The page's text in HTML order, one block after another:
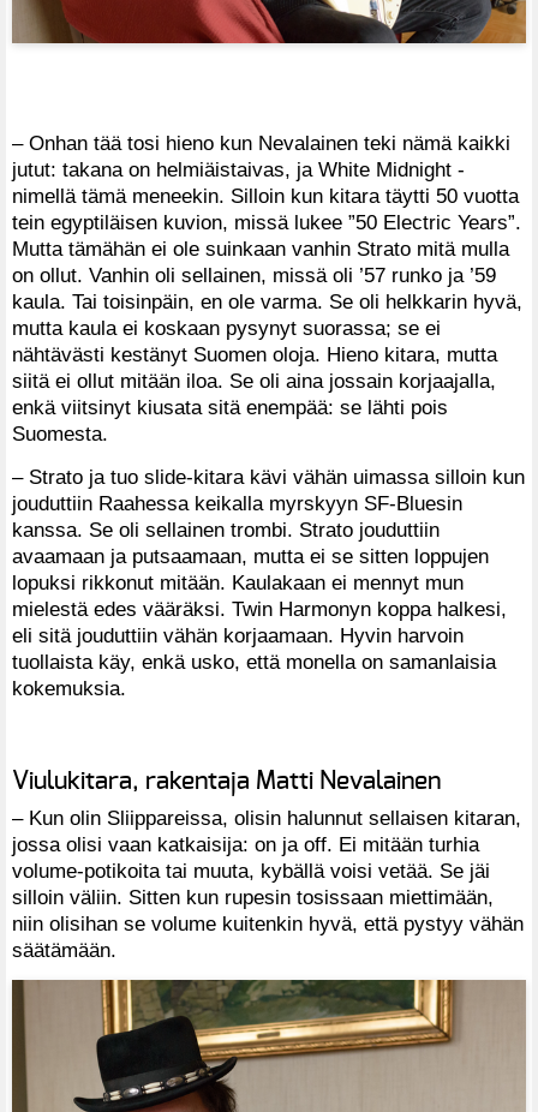
– Onhan tää tosi hieno kun Nevalainen teki nämä kaikki
jutut: takana on helmiäistaivas, ja White Midnight -
nimellä tämä meneekin. Silloin kun kitara täytti 50 vuotta
tein egyptiläisen kuvion, missä lukee ”50 Electric Years”.
Mutta tämähän ei ole suinkaan vanhin Strato mitä mulla
on ollut. Vanhin oli sellainen, missä oli ’57 runko ja ’59
kaula. Tai toisinpäin, en ole varma. Se oli helkkarin hyvä,
mutta kaula ei koskaan pysynyt suorassa; se ei
nähtävästi kestänyt Suomen oloja. Hieno kitara, mutta
siitä ei ollut mitään iloa. Se oli aina jossain korjaajalla,
enkä viitsinyt kiusata sitä enempää: se lähti pois
Suomesta.
– Strato ja tuo slide-kitara kävi vähän uimassa silloin kun
jouduttiin Raahessa keikalla myrskyyn SF-Bluesin
kanssa. Se oli sellainen trombi. Strato jouduttiin
avaamaan ja putsaamaan, mutta ei se sitten loppujen
lopuksi rikkonut mitään. Kaulakaan ei mennyt mun
mielestä edes vääräksi. Twin Harmonyn koppa halkesi,
eli sitä jouduttiin vähän korjaamaan. Hyvin harvoin
tuollaista käy, enkä usko, että monella on samanlaisia
kokemuksia.
Viulukitara, rakentaja Matti Nevalainen
– Kun olin Sliippareissa, olisin halunnut sellaisen kitaran,
jossa olisi vaan katkaisija: on ja off. Ei mitään turhia
volume-potikoita tai muuta, kybällä voisi vetää. Se jäi
silloin väliin. Sitten kun rupesin tosissaan miettimään,
niin olisihan se volume kuitenkin hyvä, että pystyy vähän
säätämään.